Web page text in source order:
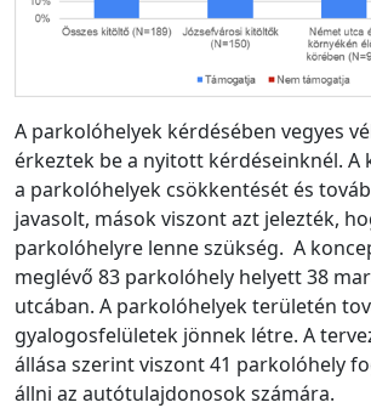
A parkolóhelyek kérdésében vegyes
érkeztek be a nyitott kérdéseinknél. A
a parkolóhelyek csökkentését és
javasolt, mások viszont azt jelezték,
parkolóhelyre lenne szükség. A
meglévő 83 parkolóhely helyett 38
utcában. A parkolóhelyek területén
gyalogosfelületek jönnek létre. A
állása szerint viszont 41 parkolóhely
állni az autótulajdonosok számára.